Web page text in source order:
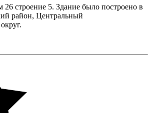
строение 5. Здание было построено в
район, Центральный